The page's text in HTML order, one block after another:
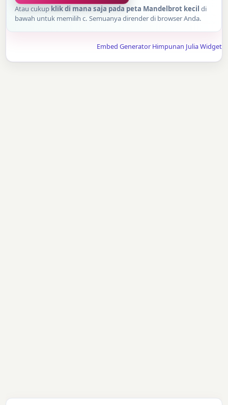
Atau cukup klik di mana saja pada peta Mandelbrot kecil di
bawah untuk memilih c. Semuanya dirender di browser Anda.
Embed Generator Himpunan Julia Widget